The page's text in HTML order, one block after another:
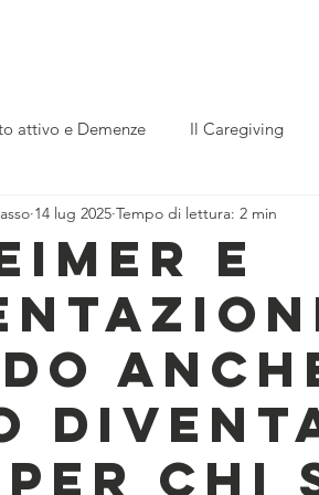
attivo e Demenze Il Caregiving
Servizio civile Festival Imago
Demenze
Regolazione emotiva
teatro
e
per chi
14 lug 2025 Tempo di lettura: 2 min